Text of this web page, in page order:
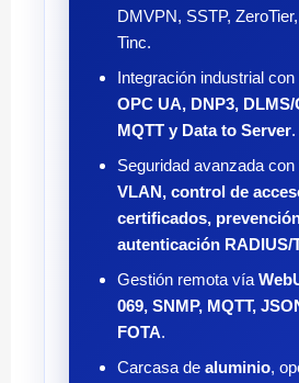
DMVPN, SSTP,
Tinc.
Integración industrial con
OPC UA, DNP3, DLMS/
MQTT y Data to Server.
Seguridad avanzada con
VLAN, control de
certificados,
autenticación RADIUS/
Gestión remota vía
069, SNMP, MQTT,
FOTA.
Carcasa de aluminio,